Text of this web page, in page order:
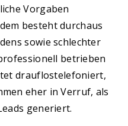
Vorgaben
besteht durchaus
sowie schlechter
betrieben
drauflostelefoniert,
eher in Verruf, als
generiert.